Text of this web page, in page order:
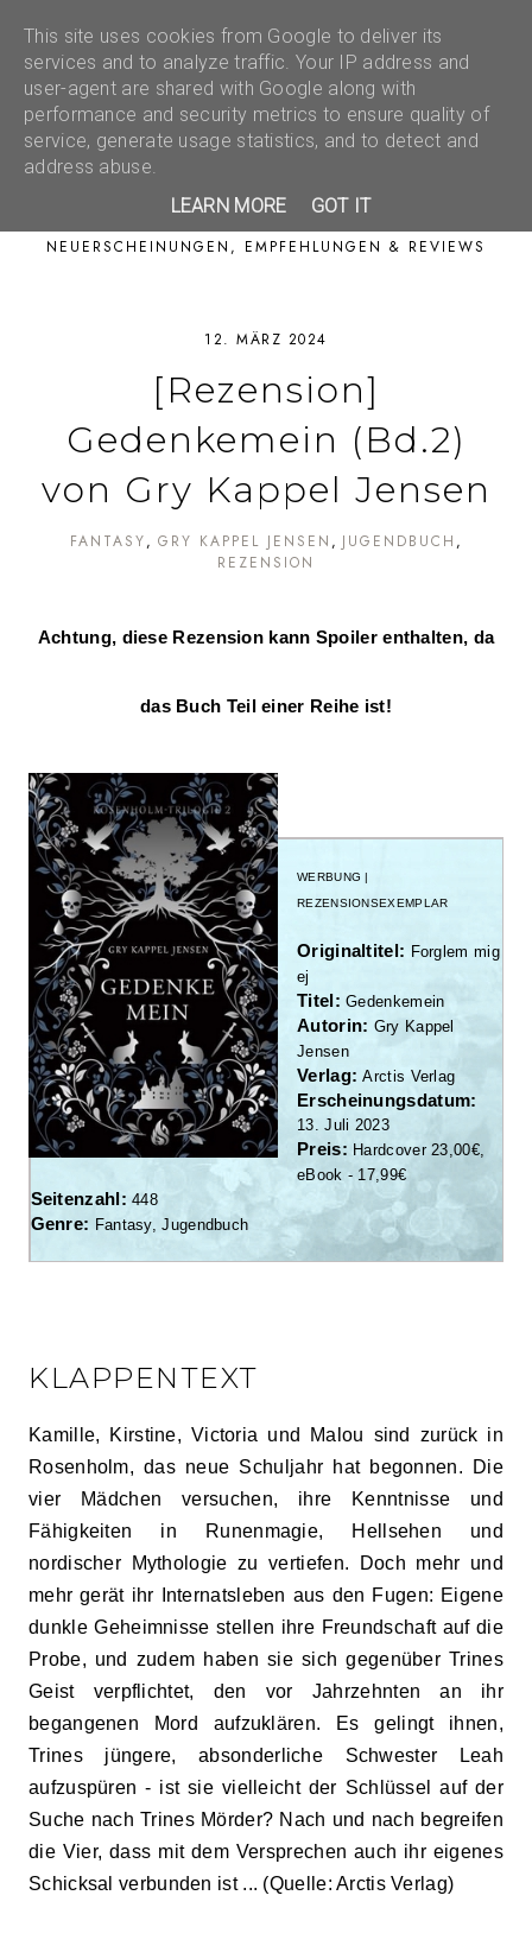
NEUERSCHEINUNGEN, EMPFEHLUNGEN & REVIEWS
12. MÄRZ 2024
[Rezension]
Gedenkemein (Bd.2)
von Gry Kappel Jensen
FANTASY GRY KAPPEL JENSEN
JUGENDBUCH
REZENSION
Achtung, diese Rezension kann Spoiler enthalten, da
das Buch Teil einer Reihe ist!
WERBUNG |
REZENSIONSEXEMPLAR
Originaltitel: Forglem mig
ej
Titel:Gedenkemein
Autorin: Gry Kappel
Jensen
Verlag:Arctis Verlag
Erscheinungsdatum:
13. Juli 2023
Preis: Hardcover 23,00€,
eBook - 17,99€
Seitenzahl:448
Genre: Fantasy, Jugendbuch
KLAPPENTEXT
Kamille, Kirstine, Victoria und Malou sind zurück in
Rosenholm, das neue Schuljahr hat begonnen. Die
vier Mädchen versuchen, ihre Kenntnisse und
Fähigkeiten in Runenmagie, Hellsehen und
nordischer Mythologie zu vertiefen. Doch mehr und
mehr gerät ihr Internatsleben aus den Fugen: Eigene
dunkle Geheimnisse stellen ihre Freundschaft auf die
Probe, und zudem haben sie sich gegenüber Trines
Geist verpflichtet, den vor Jahrzehnten an ihr
begangenen Mord aufzuklären. Es gelingt ihnen,
Trines jüngere, absonderliche Schwester Leah
aufzuspüren - ist sie vielleicht der Schlüssel auf der
Suche nach Trines Mörder? Nach und nach begreifen
die Vier, dass mit dem Versprechen auch ihr eigenes
Schicksal verbunden ist ... (Quelle: Arctis Verlag)
This site uses cookies from Google to deliver its
services and to analyze traffic. Your IP address and
user-agent are shared with Google along with
performance and security metrics to ensure quality of
service, generate usage statistics, and to detect and
address abuse.
LEARN MORE
GOT IT